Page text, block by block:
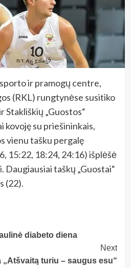
ir pramogų centre,
(RKL) rungtynėse susitiko
Stakliškių „Guostos“
kovoję su priešininkais,
vienu tašku pergalę
15:22, 18:24, 24:16) išplėšė
Daugiausiai taškų „Guostai“
(22).
diabeto diena
Next
„Atšvaitą turiu – saugus esu“